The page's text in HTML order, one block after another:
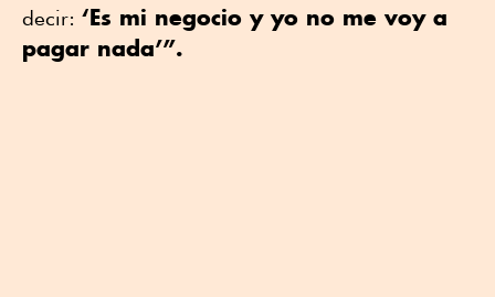
decir: ‘Es mi negocio y yo no me voy a
pagar nada’”.